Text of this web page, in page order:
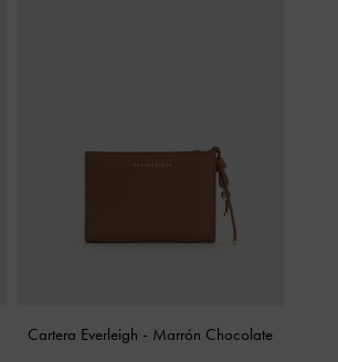
Cartera Everleigh - Marrón Chocolate